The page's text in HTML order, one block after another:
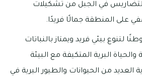
التضاريس في الجبل من تشكيلات
على المنطقة جمالًا فريدًا.
لتنوع بيئي فريد ويمتاز بالنباتات
البرية المتكيفة مع البيئة
العديد من الحيوانات والطيور البرية في